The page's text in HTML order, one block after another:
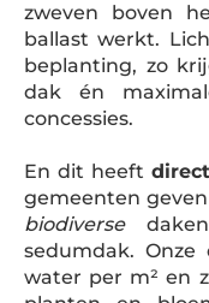
zweven boven
ballast werkt.
beplanting, zo
dak én
concessies.
En dit heeft
gemeenten
biodiversedaken
sedumdak.
water per m² en